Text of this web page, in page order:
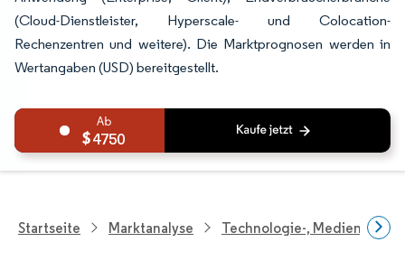
(Cloud-Dienstleister, Hyperscale- und Colocation-
Rechenzentren und weitere). Die Marktprognosen werden in
Wertangaben (USD) bereitgestellt.
4750
Startseite Marktanalyse Technologie-, Medien- Und